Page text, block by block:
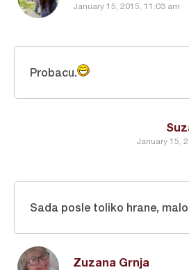
January 15, 2015, 11:03 am
January 15,
Probacu.
Zuzana Grnja
Sada posle toliko hrane,